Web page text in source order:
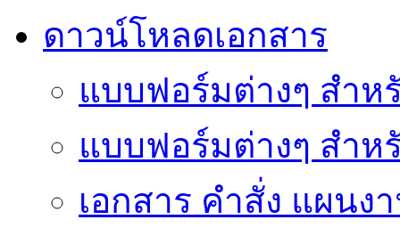
ดาวน์โหลดเอกสาร
แบบฟอร์มต่างๆ สำห
แบบฟอร์มต่างๆ สำห
เอกสาร คำสั่ง แผนง